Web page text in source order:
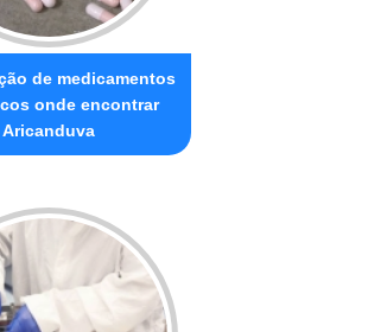
de medicamentos
onde encontrar
Aricanduva